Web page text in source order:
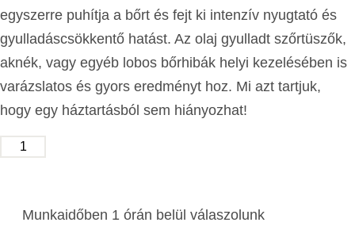
egyszerre puhítja a bőrt és fejt ki intenzív nyugtató és
gyulladáscsökkentő hatást. Az olaj gyulladt szőrtüszők,
aknék, vagy egyéb lobos bőrhibák helyi kezelésében is
varázslatos és gyors eredményt hoz. Mi azt tartjuk,
hogy egy háztartásból sem hiányozhat!
Munkaidőben 1 órán belül válaszolunk